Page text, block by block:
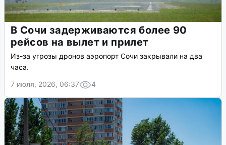
В Сочи задерживаются более 90
рейсов на вылет и прилет
Из-за угрозы дронов аэропорт Сочи закрывали на два
часа.
7 июля, 2026, 06:37
4